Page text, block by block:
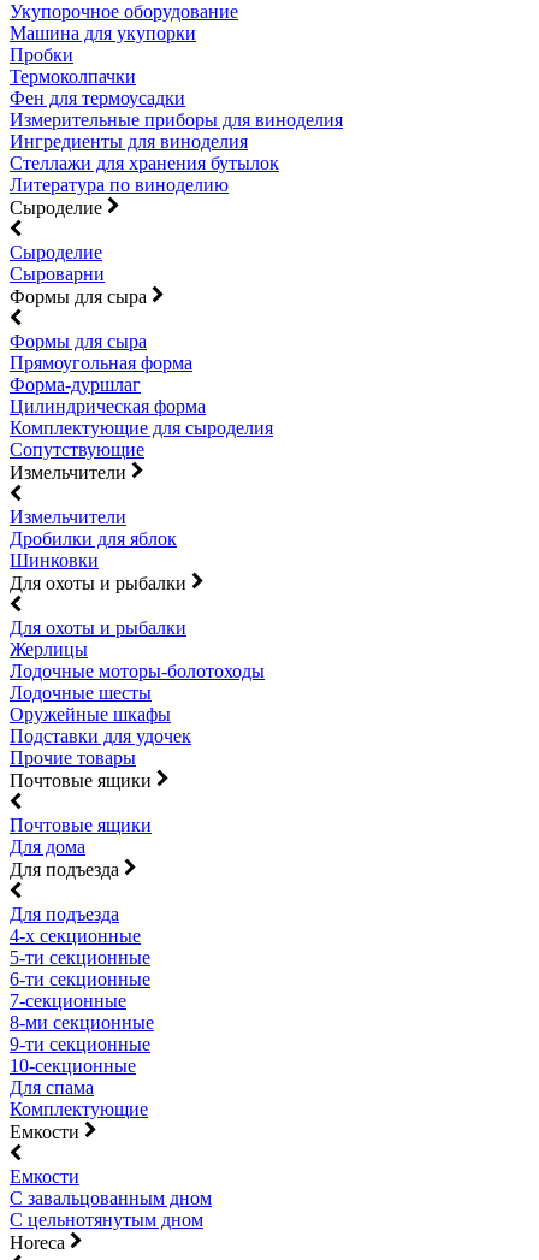
Укупорочное оборудование
Машина для укупорки
Пробки
Термоколпачки
Фен для термоусадки
Измерительные приборы для виноделия
Ингредиенты для виноделия
Стеллажи для хранения бутылок
Литература по виноделию
Сыроделие
Сыроделие
Сыроварни
Формы для сыра
Формы для сыра
Прямоугольная форма
Форма-дуршлаг
Цилиндрическая форма
Комплектующие для сыроделия
Сопутствующие
Измельчители
Измельчители
Дробилки для яблок
Шинковки
Для охоты и рыбалки
Для охоты и рыбалки
Жерлицы
Лодочные моторы-болотоходы
Лодочные шесты
Оружейные шкафы
Подставки для удочек
Прочие товары
Почтовые ящики
Почтовые ящики
Для дома
Для подъезда
Для подъезда
4-х секционные
5-ти секционные
6-ти секционные
7-секционные
8-ми секционные
9-ти секционные
10-секционные
Для спама
Комплектующие
Емкости
Емкости
С завальцованным дном
С цельнотянутым дном
Horeca